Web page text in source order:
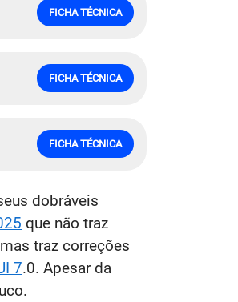
FICHA TÉCNICA
FICHA TÉCNICA
FICHA TÉCNICA
dobráveis
que não traz
traz correções
7.0. Apesar da